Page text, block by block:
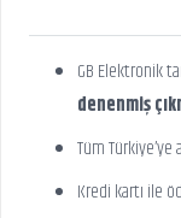
GB Elektronik
denenmiş
Tüm
Kredi kartı ile